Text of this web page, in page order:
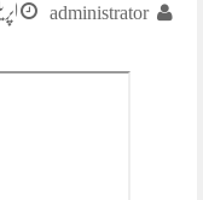
administrator اپریل